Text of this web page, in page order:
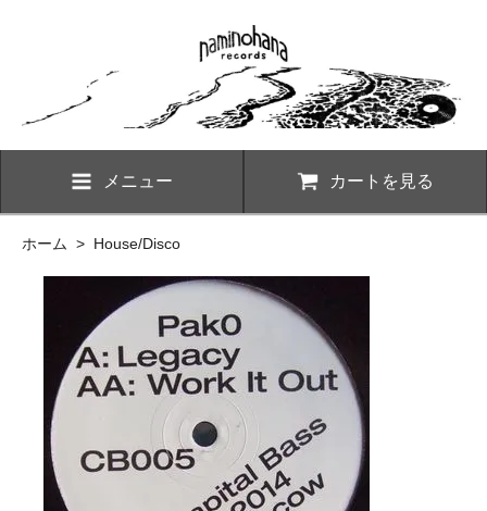
メニュー カートを見る
ホーム > House/Disco